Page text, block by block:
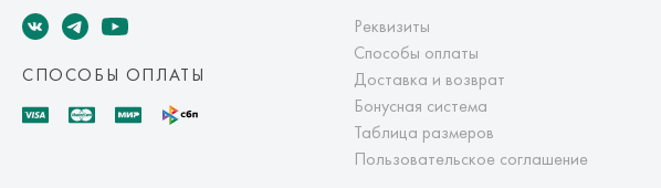
СПОСОБЫ ОПЛАТЫ
Реквизиты
Способы оплаты
Доставка и возврат
Бонусная система
Таблица размеров
Пользовательское соглашение